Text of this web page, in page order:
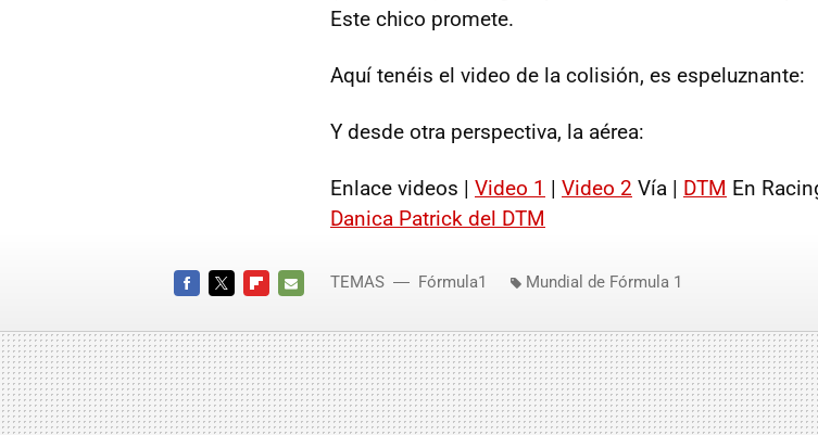
Este chico promete.
Aquí tenéis el video de la colisión, es espeluznante:
Y desde otra perspectiva, la aérea:
Enlace videos | Video 1 | Video 2 Vía | DTM En
Danica Patrick del DTM
MAIL
TEMAS Fórmula1 Mundial de Fórmula 1